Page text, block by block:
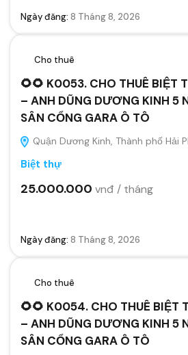
Ngày đăng: 8 Tháng 8, 2026
Cho thuê
🌻🌻 K0053. CHO THUÊ BIỆT
– ANH DŨNG DƯƠNG KINH 5
SÂN CỔNG GARA Ô TÔ
Quận Dương Kinh, Thành phố Hải
Biệt thự
25.000.000 vnđ / tháng
Ngày đăng: 8 Tháng 8, 2026
Cho thuê
🌻🌻 K0054. CHO THUÊ BIỆT
– ANH DŨNG DƯƠNG KINH 5
SÂN CỔNG GARA Ô TÔ